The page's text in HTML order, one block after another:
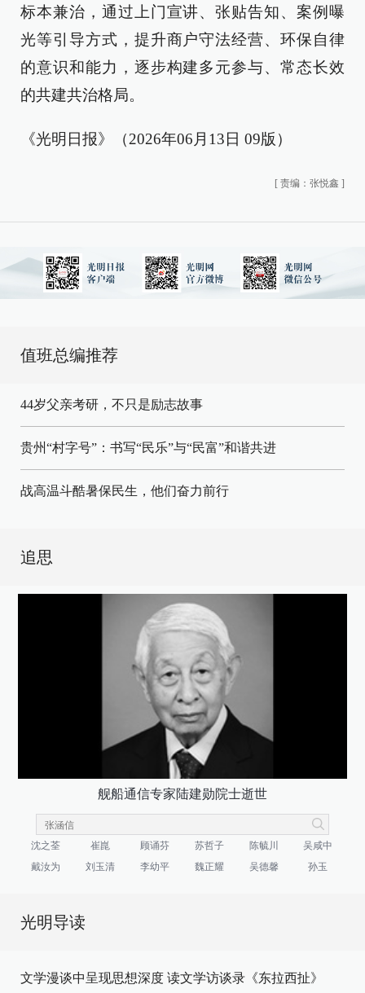
标本兼治，通过上门宣讲、张贴告知、案例曝
光等引导方式，提升商户守法经营、环保自律
的意识和能力，逐步构建多元参与、常态长效
的共建共治格局。
《光明日报》（2026年06月13日 09版）
[ 责编：张悦鑫 ]
值班总编推荐
44岁父亲考研，不只是励志故事
贵州“村字号”：书写“民乐”与“民富”和谐共进
战高温斗酷暑保民生，他们奋力前行
追思
舰船通信专家陆建勋院士逝世
沈之荃 崔崑 顾诵芬 苏哲子 陈毓川
吴咸中
戴汝为
刘玉清 李幼平 魏正耀 吴德馨 孙玉
光明导读
文学漫谈中呈现思想深度 读文学访谈录《东拉西扯》